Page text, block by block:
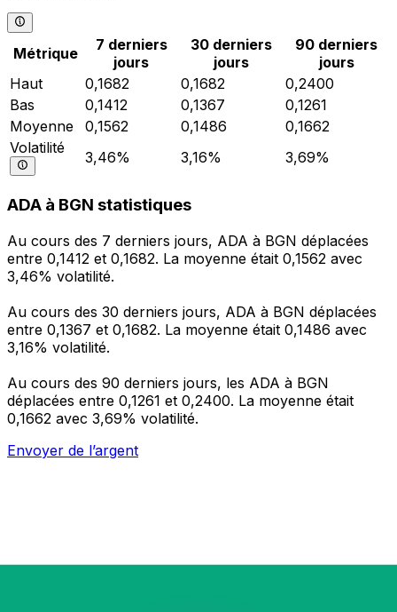
Métrique
7 derniers
jours
30 derniers
jours
90 derniers
jours
Haut
0,1682 0,1682
0,2400
Bas
0,1412 0,1367
0,1261
Moyenne
0,1562 0,1486
0,1662
Volatilité
3,46% 3,16% 3,69%
ADA à BGN statistiques
Au cours des 7 derniers jours, ADA à BGN déplacées
entre 0,1412 et 0,1682. La moyenne était 0,1562 avec
3,46% volatilité.
Au cours des 30 derniers jours, ADA à BGN déplacées
entre 0,1367 et 0,1682. La moyenne était 0,1486 avec
3,16% volatilité.
Au cours des 90 derniers jours, les ADA à BGN
déplacées entre 0,1261 et 0,2400. La moyenne était
0,1662 avec 3,69% volatilité.
Envoyer de l’argent
nécessaires pour vos transferts d'argent internationaux